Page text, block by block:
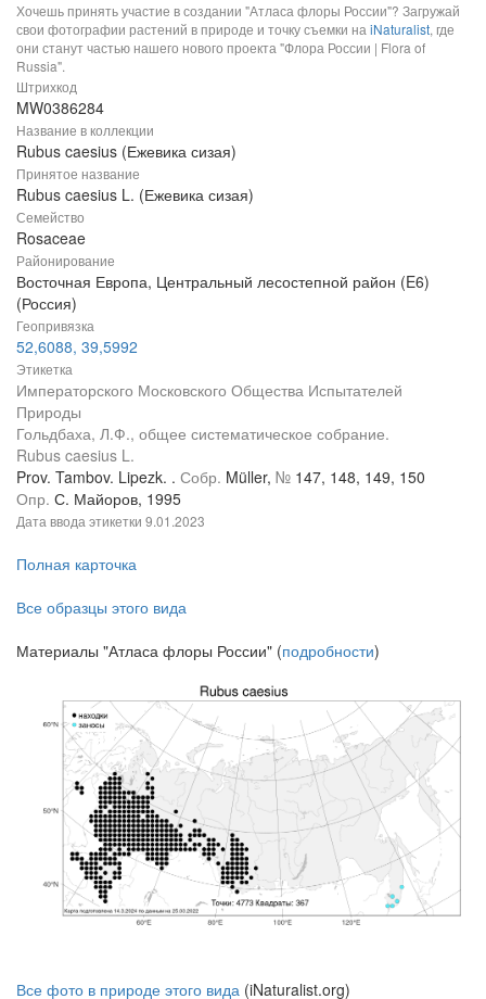
Хочешь принять участие в создании "Атласа флоры России"? Загружай
свои фотографии растений в природе и точку съемки на iNaturalist, где
они станут частью нашего нового проекта "Флора России | Flora of
Russia".
Штрихкод
MW0386284
Название в коллекции
Rubus caesius (Ежевика сизая)
Принятое название
Rubus caesius L. (Ежевика сизая)
Семейство
Rosaceae
Районирование
Восточная Европа, Центральный лесостепной район (E6)
(Россия)
Геопривязка
52,6088, 39,5992
Этикетка
Императорского Московского Общества Испытателей
Природы
Гольдбаха, Л.Ф., общее систематическое собрание.
Rubus caesius L.
Prov. Tambov. Lipezk. . Собр. Müller, № 147, 148, 149, 150
Опр. С. Майоров, 1995
Дата ввода этикетки 9.01.2023
Полная карточка
Все образцы этого вида
Материалы "Атласа флоры России" (подробности)
Все фото в природе этого вида (iNaturalist.org)